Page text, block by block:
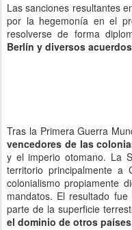
Las sanciones resultantes
por la hegemonía en el
resolverse de forma
Berlín y diversos
Tras la Primera Guerra
vencedores de las
y el imperio otomano. La
territorio principalmente
colonialismo propiamente
mandatos. El resultado
parte de la superficie
el dominio de otros